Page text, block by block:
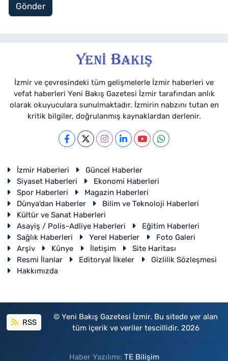
Gönder
İzmir ve çevresindeki tüm gelişmelerle İzmir haberleri ve
vefat haberleri Yeni Bakış Gazetesi İzmir tarafından anlık
olarak okuyuculara sunulmaktadır. İzmirin nabzını tutan en
kritik bilgiler, doğrulanmış kaynaklardan derlenir.
İzmir Haberleri
Güncel Haberler
Siyaset Haberleri
Ekonomi Haberleri
Spor Haberleri
Magazin Haberleri
Dünya'dan Haberler
Bilim ve Teknoloji Haberleri
Kültür ve Sanat Haberleri
Asayiş / Polis-Adliye Haberleri
Eğitim Haberleri
Sağlık Haberleri
Yerel Haberler
Foto Galeri
Arşiv
Künye İletişim
Site Haritası
Resmi İlanlar
Editoryal İlkeler
Gizlilik Sözleşmesi
Hakkımızda
RSS
© Yeni Bakış Gazetesi İzmir. Bu sitede yer alan
tüm içerik ve veriler tescillidir. 2026
Haber Yazılımı: TE Bilişim